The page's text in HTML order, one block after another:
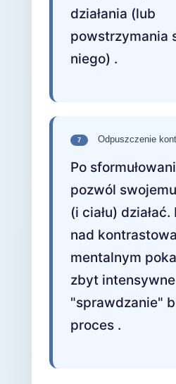
działania (lub
powstrzymania
niego) .
7 Odpuszczenie
Po
pozwól
(i ciału)
nad
mentalnym
zbyt intensywne
"sprawdzanie"
proces .